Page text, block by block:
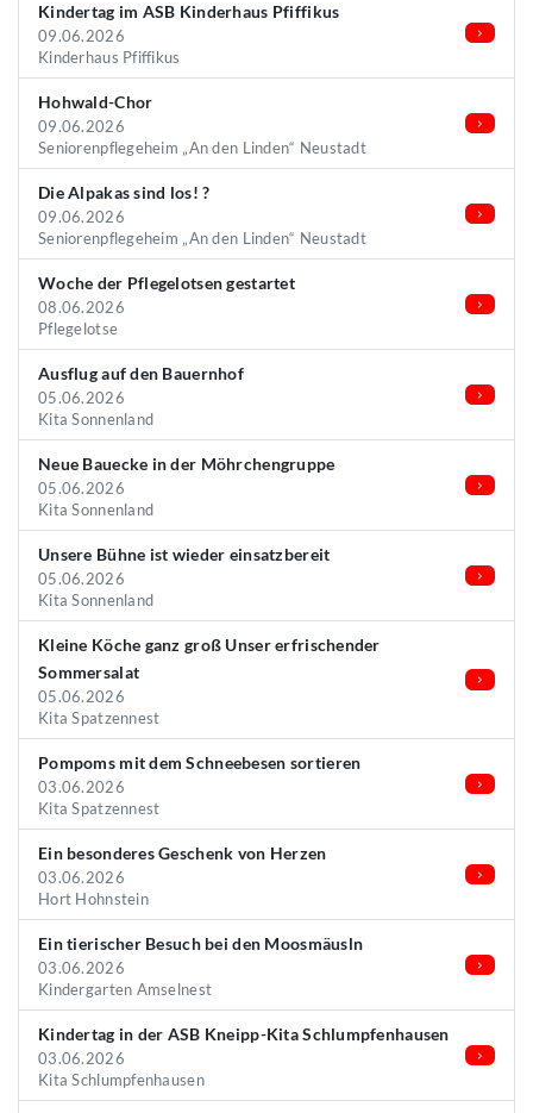
Kindertag im ASB Kinderhaus Pfiffikus
09.06.2026
Kinderhaus Pfiffikus
Hohwald-Chor
09.06.2026
Seniorenpflegeheim „An den Linden“ Neustadt
Die Alpakas sind los! ?
09.06.2026
Seniorenpflegeheim „An den Linden“ Neustadt
Woche der Pflegelotsen gestartet
08.06.2026
Pflegelotse
Ausflug auf den Bauernhof
05.06.2026
Kita Sonnenland
Neue Bauecke in der Möhrchengruppe
05.06.2026
Kita Sonnenland
Unsere Bühne ist wieder einsatzbereit
05.06.2026
Kita Sonnenland
Kleine Köche ganz groß Unser erfrischender
Sommersalat
05.06.2026
Kita Spatzennest
Pompoms mit dem Schneebesen sortieren
03.06.2026
Kita Spatzennest
Ein besonderes Geschenk von Herzen
03.06.2026
Hort Hohnstein
Ein tierischer Besuch bei den Moosmäusln
03.06.2026
Kindergarten Amselnest
Kindertag in der ASB Kneipp-Kita Schlumpfenhausen
03.06.2026
Kita Schlumpfenhausen